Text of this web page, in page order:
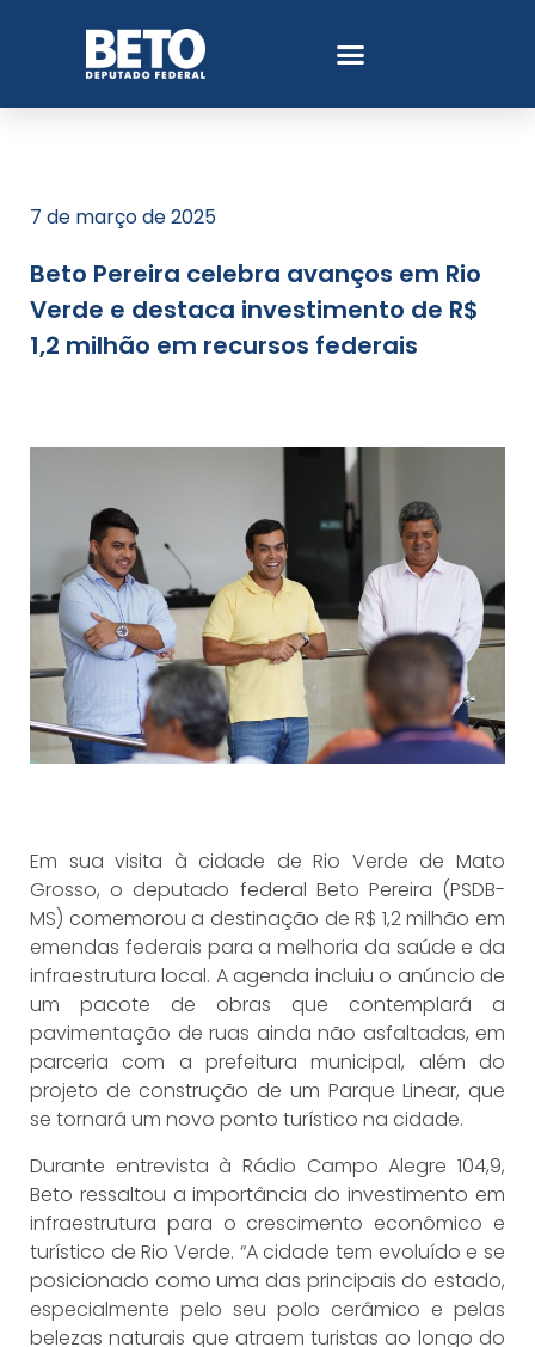
7 de março de 2025
Beto Pereira celebra avanços em Rio
Verde e destaca investimento de R$
1,2 milhão em recursos federais
Em sua visita à cidade de Rio Verde de Mato
Grosso, o deputado federal Beto Pereira (PSDB-
MS) comemorou a destinação de R$ 1,2 milhão em
emendas federais para a melhoria da saúde e da
infraestrutura local. A agenda incluiu o anúncio de
um pacote de obras que contemplará a
pavimentação de ruas ainda não asfaltadas, em
parceria com a prefeitura municipal, além do
projeto de construção de um Parque Linear, que
se tornará um novo ponto turístico na cidade.
Durante entrevista à Rádio Campo Alegre 104,9,
Beto ressaltou a importância do investimento em
infraestrutura para o crescimento econômico e
turístico de Rio Verde. “A cidade tem evoluído e se
posicionado como uma das principais do estado,
especialmente pelo seu polo cerâmico e pelas
belezas naturais que atraem turistas ao longo do